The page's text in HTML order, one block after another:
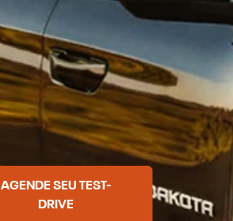
AGENDE SEU TEST-
DRIVE